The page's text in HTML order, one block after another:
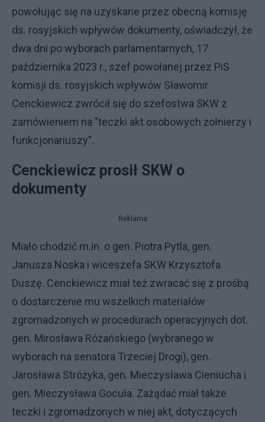
powołując się na uzyskane przez obecną komisję
ds. rosyjskich wpływów dokumenty, oświadczył, że
dwa dni po wyborach parlamentarnych, 17
października 2023 r., szef powołanej przez PiS
komisji ds. rosyjskich wpływów Sławomir
Cenckiewicz zwrócił się do szefostwa SKW z
zamówieniem na "teczki akt osobowych żołnierzy i
funkcjonariuszy".
Cenckiewicz prosił SKW o
dokumenty
Reklama
Miało chodzić m.in. o gen. Piotra Pytla, gen.
Janusza Noska i wiceszefa SKW Krzysztofa
Duszę. Cenckiewicz miał też zwracać się z prośbą
o dostarczenie mu wszelkich materiałów
zgromadzonych w procedurach operacyjnych dot.
gen. Mirosława Różańskiego (wybranego w
wyborach na senatora Trzeciej Drogi), gen.
Jarosława Stróżyka, gen. Mieczysława Cieniucha i
gen. Mieczysława Gocuła. Zażądać miał także
teczki i zgromadzonych w niej akt, dotyczących